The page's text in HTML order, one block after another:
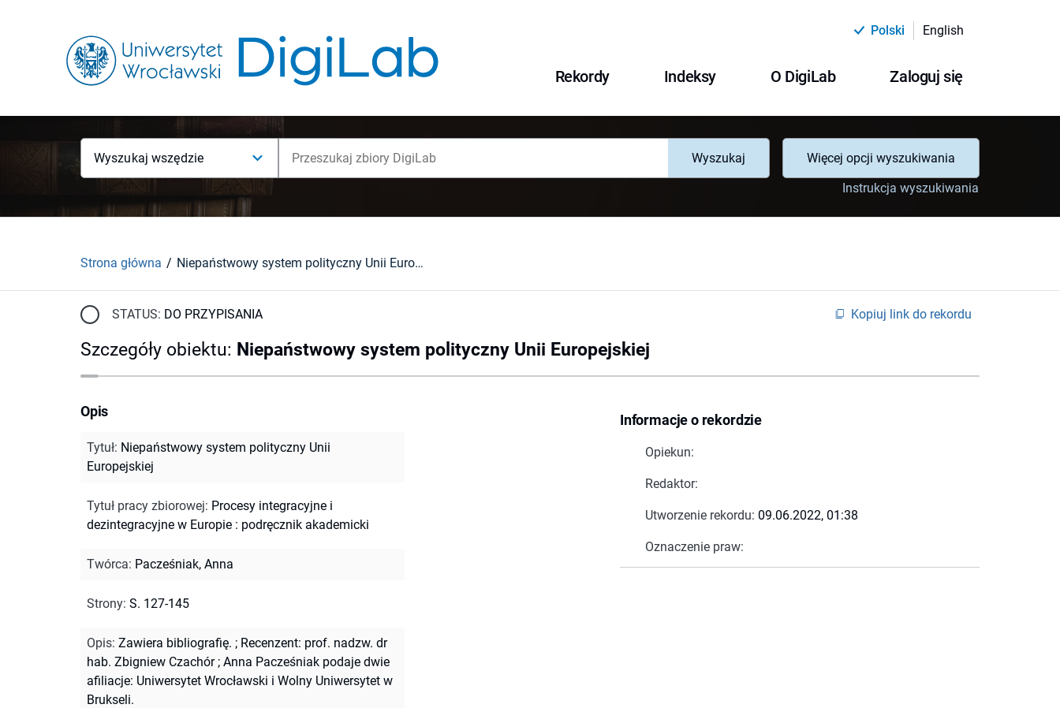
Polski English
Rekordy Indeksy O DigiLab Zaloguj się
Wyszukaj wszędzie Wyszukaj
Więcej opcji wyszukiwania
Instrukcja wyszukiwania
Strona główna Niepaństwowy system polityczny Unii Europejskiej
STATUS: DO PRZYPISANIA Kopiuj link do rekordu
Szczegóły obiektu: Niepaństwowy system polityczny Unii Europejskiej
Informacje o rekordzie
Opiekun:
Redaktor:
Utworzenie rekordu: 09.06.2022, 01:38
Oznaczenie praw:
Opis
Tytuł: Niepaństwowy system polityczny Unii
Europejskiej
Tytuł pracy zbiorowej: Procesy integracyjne i
dezintegracyjne w Europie : podręcznik akademicki
Twórca: Pacześniak, Anna
Strony: S. 127-145
Opis: Zawiera bibliografię. ; Recenzent: prof. nadzw. dr
hab. Zbigniew Czachór; Anna Pacześniak podaje dwie
afiliacje: Uniwersytet Wrocławski i Wolny Uniwersytet w
Brukseli.